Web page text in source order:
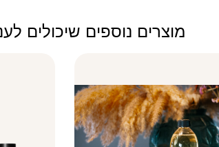
מוצרים נוספים שיכולים